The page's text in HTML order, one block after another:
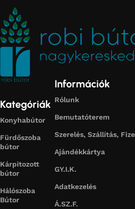
Kategóriák
Konyhabútor
Fürdőszoba
bútor
Kárpitozott
bútor
Hálószoba
Bútor
Információk
Rólunk
Bemutatóterem
Szerelés, Szállítás,
Ajándékkártya
GY.I.K.
Adatkezelés
Á.SZ.F.